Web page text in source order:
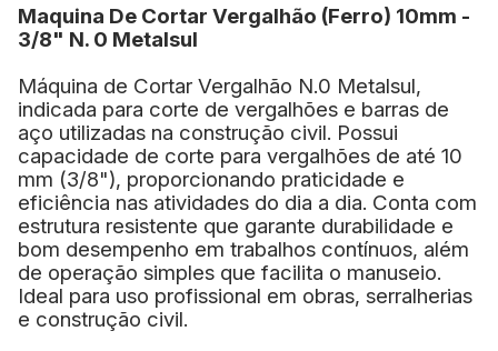
Maquina De Cortar Vergalhão (Ferro) 10mm -
3/8" N. 0 Metalsul
Máquina de Cortar Vergalhão N.0 Metalsul,
indicada para corte de vergalhões e barras de
aço utilizadas na construção civil. Possui
capacidade de corte para vergalhões de até 10
mm (3/8"), proporcionando praticidade e
eficiência nas atividades do dia a dia. Conta com
estrutura resistente que garante durabilidade e
bom desempenho em trabalhos contínuos, além
de operação simples que facilita o manuseio.
Ideal para uso profissional em obras, serralherias
e construção civil.